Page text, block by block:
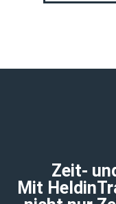
Zeit-
Mit